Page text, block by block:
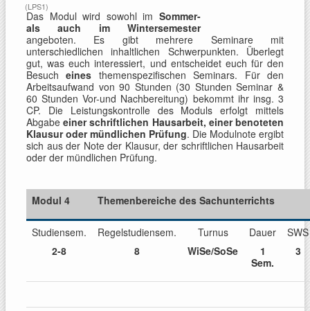
(LPS1)
Das Modul wird sowohl im Sommer-
als auch im Wintersemester
angeboten. Es gibt mehrere Seminare mit
unterschiedlichen inhaltlichen Schwerpunkten. Überlegt
gut, was euch interessiert, und entscheidet euch für den
Besucheines themenspezifischen Seminars. Für den
Arbeitsaufwand von 90 Stunden (30 Stunden Seminar &
60 Stunden Vor-und Nachbereitung) bekommt ihr insg. 3
CP. Die Leistungskontrolle des Moduls erfolgt mittels
Abgabeeiner schriftlichen Hausarbeit, einer benoteten
Klausur oder mündlichen Prüfung. Die Modulnote ergibt
sich aus der Note der Klausur, der schriftlichen Hausarbeit
oder der mündlichen Prüfung.
Modul 4 Themenbereiche des Sachunterrichts
Studiensem.
2-8
Regelstudiensem.
8
Turnus
WiSe/SoSe
Dauer
1
Sem.
SWS
3